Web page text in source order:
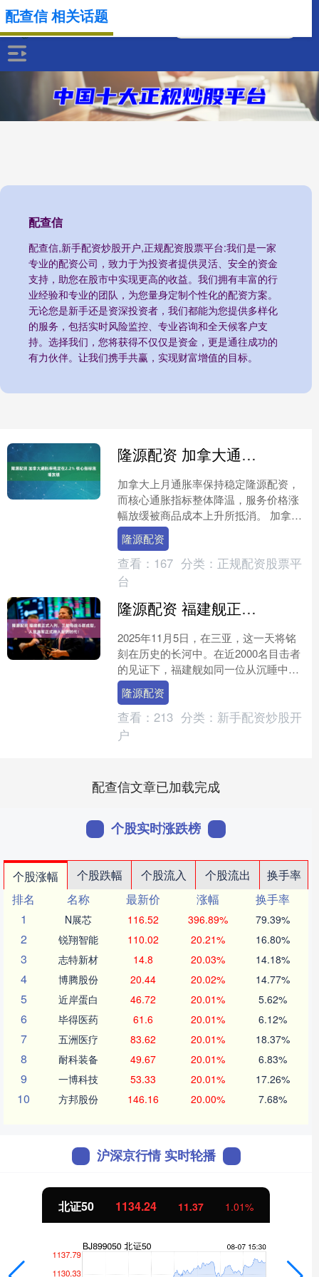
配查信
配查信,新手配资炒股开户,正规配资股票平台:我们是一家
专业的配资公司，致力于为投资者提供灵活、安全的资金
支持，助您在股市中实现更高的收益。我们拥有丰富的行
业经验和专业的团队，为您量身定制个性化的配资方案。
无论您是新手还是资深投资者，我们都能为您提供多样化
的服务，包括实时风险监控、专业咨询和全天候客户支
持。选择我们，您将获得不仅仅是资金，更是通往成功的
有力伙伴。让我们携手共赢，实现财富增值的目标。
配查信 相关话题
隆源配资 加拿大通胀率稳定在2.2% 核心指标涨幅放缓
加拿大上月通胀率保持稳定隆源配资，
而核心通胀指标整体降温，服务价格涨
幅放缓被商品成本上升所抵消。 加拿大
统计局周一公布的数据显示，11月消费
者价格指数同比上涨2....
隆源配资
查看： 167 分类： 正规配资股票平
台
隆源配资 福建舰正式入列，三航母战斗群成型，人民海军正式跨入新的时代！
2025年11月5日，在三亚，这一天将铭
刻在历史的长河中。在近2000名目击者
的见证下，福建舰如同一位从沉睡中苏
醒的巨人隆源配资，正式入列。这不仅
是中国海军的一....
隆源配资
查看： 213 分类： 新手配资炒股开
户
配查信文章已加载完成
个股实时涨跌榜
个股涨幅 个股跌幅 个股流入 个股流出
换手率
排名
名称 最新价 涨幅
换手率
1
N展芯 116.52 396.89% 79.39%
2 锐翔智能 110.02 20.21% 16.80%
3 志特新材 14.8 20.03% 14.18%
4 博腾股份 20.44 20.02% 14.77%
5 近岸蛋白 46.72 20.01% 5.62%
6 毕得医药 61.6 20.01% 6.12%
7 五洲医疗 83.62 20.01% 18.37%
8 耐科装备 49.67 20.01% 6.83%
9 一博科技 53.33 20.01% 17.26%
10 方邦股份 146.16 20.00% 7.68%
沪深京行情 实时轮播
北证50 1134.24 11.37 1.01%